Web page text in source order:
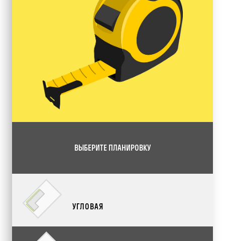
ВЫБЕРИТЕ ПЛАНИРОВКУ
УГЛОВАЯ